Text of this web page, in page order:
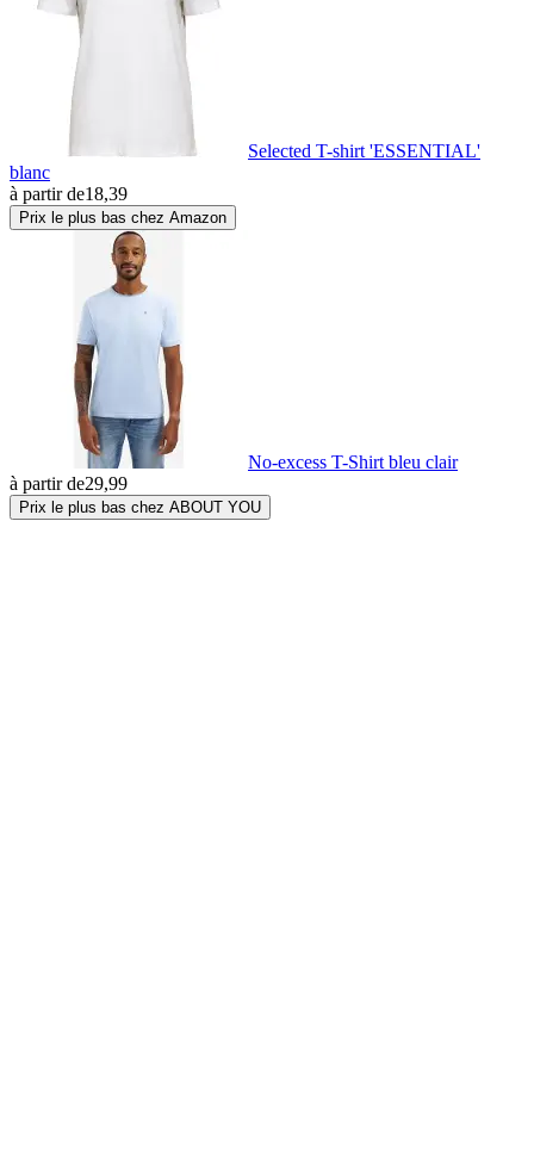
Selected T-shirt 'ESSENTIAL'
blanc
à partir de18,39
Prix le plus bas chez Amazon
No-excess T-Shirt bleu clair
à partir de29,99
Prix le plus bas chez ABOUT YOU